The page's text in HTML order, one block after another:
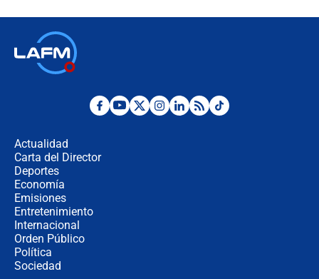
¿Por qué De la Espriella gobernará
Actualidad
Carta del Director
Deportes
Economía
Emisiones
Entretenimiento
Internacional
Orden Público
Política
Sociedad